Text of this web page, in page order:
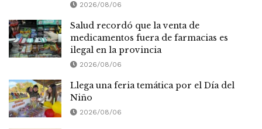
2026/08/06
Salud recordó que la venta de
medicamentos fuera de farmacias es
ilegal en la provincia
2026/08/06
Llega una feria temática por el Día del
Niño
2026/08/06